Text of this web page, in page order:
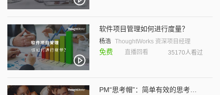
软件项目管理如何进行度量？
杨浩 ThoughtWorks 资深项目经理
免费 直播回看 35170人看过